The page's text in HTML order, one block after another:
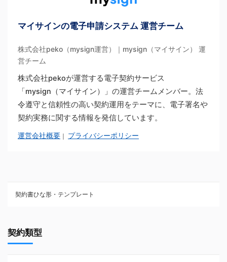
マイサインの電子申請システム 運営チーム
株式会社peko（mysign運営）｜mysign（マイサイン） 運
営チーム
株式会社pekoが運営する電子契約サービス
「mysign（マイサイン）」の運営チームメンバー。法
令遵守と信頼性の高い契約運用をテーマに、電子署名や
契約実務に関する情報を発信しています。
運営会社概要 ｜ プライバシーポリシー
契約書ひな形・テンプレート
NDA（秘密保持契約）
契約類型